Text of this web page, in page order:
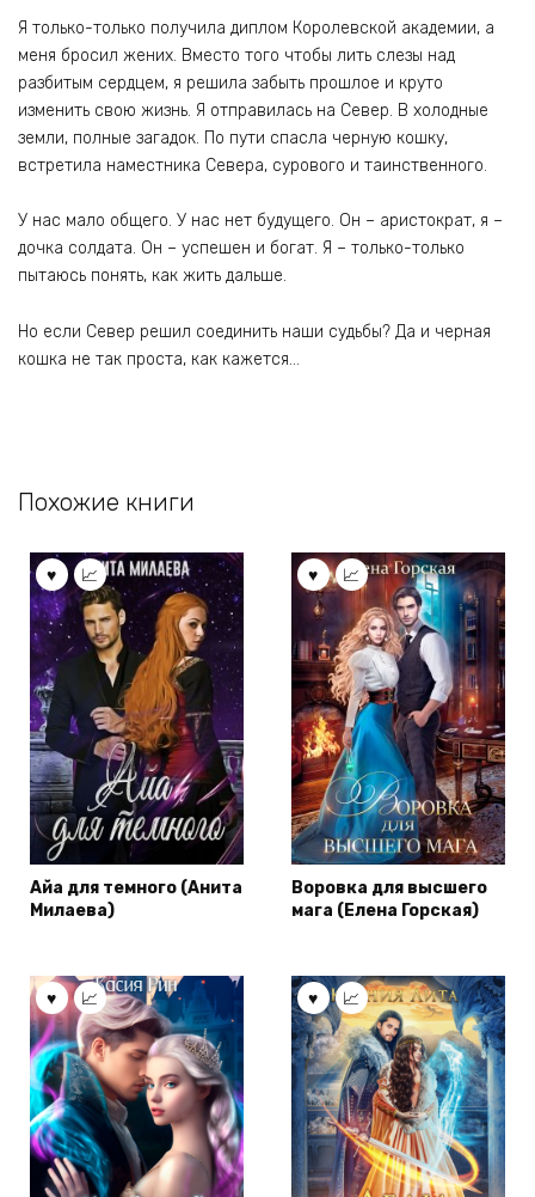
Я только-только получила диплом Королевской академии, а
меня бросил жених. Вместо того чтобы лить слезы над
разбитым сердцем, я решила забыть прошлое и круто
изменить свою жизнь. Я отправилась на Север. В холодные
земли, полные загадок. По пути спасла черную кошку,
встретила наместника Севера, сурового и таинственного.
У нас мало общего. У нас нет будущего. Он – аристократ, я –
дочка солдата. Он – успешен и богат. Я – только-только
пытаюсь понять, как жить дальше.
Но если Север решил соединить наши судьбы? Да и черная
кошка не так проста, как кажется…
Похожие книги
Айа для темного (Анита
Милаева)
Воровка для высшего
мага (Елена Горская)